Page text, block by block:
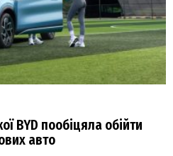
BYD пообіцяла обійти
авто